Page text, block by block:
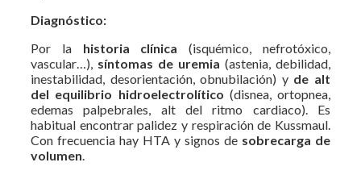
Diagnóstico:
Por la historia clínica(isquémico, nefrotóxico,
vascular…), síntomas de uremia (astenia, debilidad,
inestabilidad, desorientación, obnubilación) y de alt
del equilibrio hidroelectrolítico (disnea, ortopnea,
edemas palpebrales, alt del ritmo cardiaco). Es
habitual encontrar palidez y respiración de Kussmaul.
Con frecuencia hay HTA y signos de sobrecarga de
volumen